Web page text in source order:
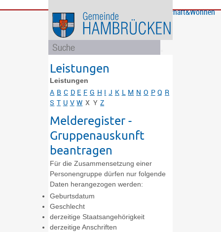
Bürgerservice
GemeindeBildung
und
Soziales
Rathaus
und
Politik
Wirtschaft&Wohnen
Leistungen
Leistungen
A B C D E F G H I J K L M N O P Q R
S T U V W X Y Z
Melderegister -
Gruppenauskunft
beantragen
Für die Zusammensetzung einer
Personengruppe dürfen nur folgende
Daten herangezogen werden:
Geburtsdatum
Geschlecht
derzeitige Staatsangehörigkeit
derzeitige Anschriften